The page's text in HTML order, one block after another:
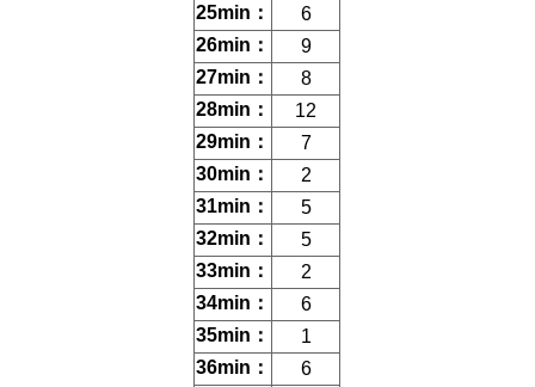
25min：
6
26min：
9
27min：
8
28min：
12
29min：
7
30min：
2
31min：
5
32min：
5
33min：
2
34min：
6
35min：
1
36min：
6